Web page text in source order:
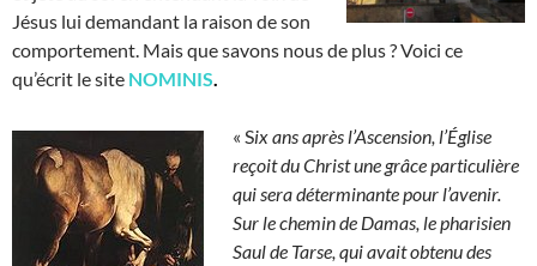
Jésus lui demandant la raison de son
comportement. Mais que savons nous de plus ? Voici ce
qu’écrit le site NOMINIS.
« Six ans après l’Ascension, l’Église
reçoit du Christ une grâce particulière
qui sera déterminante pour l’avenir.
Sur le chemin de Damas, le pharisien
Saul de Tarse, qui avait obtenu des